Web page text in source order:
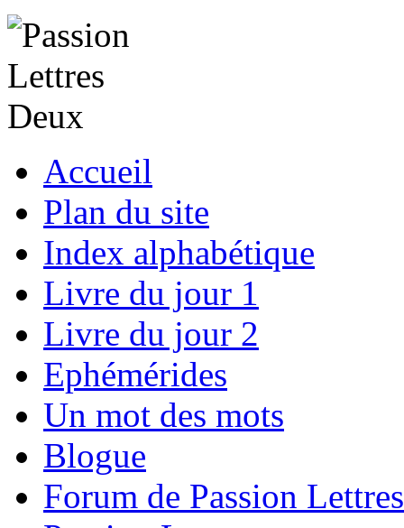
Accueil
Plan du site
Index alphabétique
Livre du jour 1
Livre du jour 2
Ephémérides
Un mot des mots
Blogue
Forum de Passion Lettres